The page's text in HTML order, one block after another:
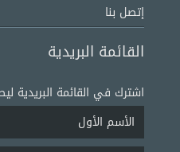
إتصل بنا
القائمة البريدية
اشترك في القائمة البريدية